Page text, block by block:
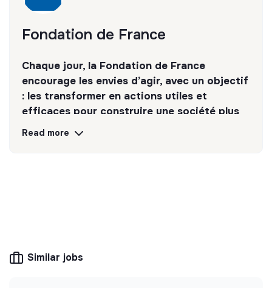
⚠️ Merci de ne pas candidater via le lien ci-dessous
Toute candidature ne respectant pas ces consignes ne
sera pas prise en compte.
Fondation de France
Chaque jour, la Fondation de France
encourage les envies d’agir, avec un objectif
: les transformer en actions utiles et
efficaces pour construire une société plus
digne et plus juste.
CSR consulting, training, raising awareness of
Read more
Similar jobs